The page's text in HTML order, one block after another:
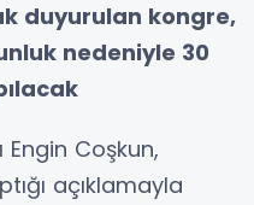
duyurulan kongre,
nedeniyle 30
Engin Coşkun,
açıklamayla